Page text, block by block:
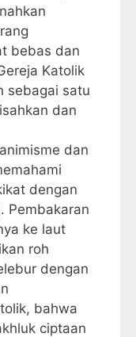
bebas dan
Katolik
sebagai satu
dan
dan
dengan
Pembakaran
ke laut
roh
dengan
bahwa
ciptaan